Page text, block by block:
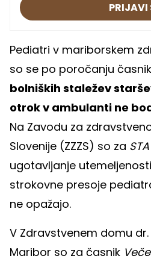
PRIJAVI
Pediatri v mariborskem
so se po poročanju
bolniških staležev
otrok v ambulanti ne
Na Zavodu za
Slovenije (ZZZS) so za STA
ugotavljanje
strokovne presoje
ne opažajo.
V Zdravstvenem domu
Maribor so za časnik